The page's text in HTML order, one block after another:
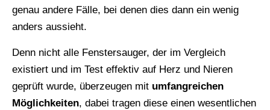
genau andere Fälle, bei denen dies dann ein wenig
anders aussieht.
Denn nicht alle Fenstersauger, der im Vergleich
existiert und im Test effektiv auf Herz und Nieren
geprüft wurde, überzeugen mit umfangreichen
Möglichkeiten, dabei tragen diese einen wesentlichen